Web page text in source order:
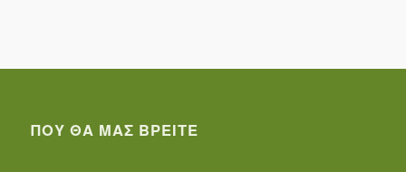
ΠΟΥ ΘΑ ΜΑΣ ΒΡΕΊΤΕ